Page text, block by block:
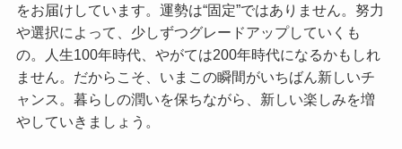
をお届けしています。運勢は“固定”ではありません。努力
や選択によって、少しずつグレードアップしていくも
の。人生100年時代、やがては200年時代になるかもしれ
ません。だからこそ、いまこの瞬間がいちばん新しいチ
ャンス。暮らしの潤いを保ちながら、新しい楽しみを増
やしていきましょう。